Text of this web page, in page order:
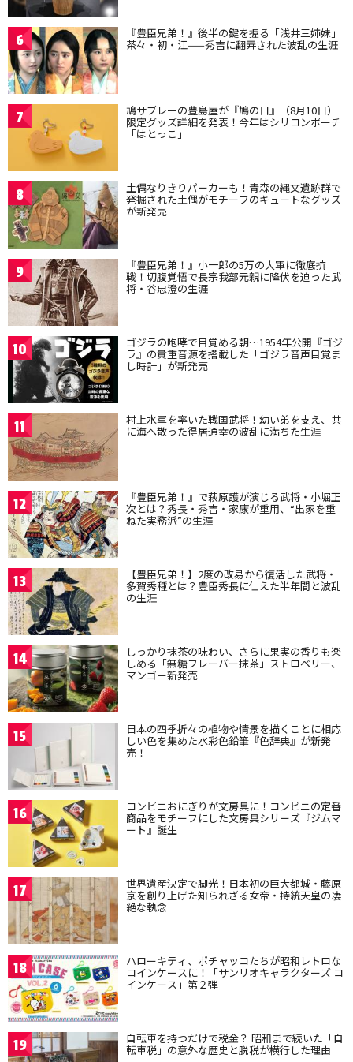
6 『豊臣兄弟！』後半の鍵を握る「浅井三姉妹」
茶々・初・江——秀吉に翻弄された波乱の生涯
7 鳩サブレーの豊島屋が『鳩の日』（8月10日）
限定グッズ詳細を発表！今年はシリコンポーチ
「はとっこ」
8 土偶なりきりパーカーも！青森の縄文遺跡群で
発掘された土偶がモチーフのキュートなグッズ
が新発売
9 『豊臣兄弟！』小一郎の5万の大軍に徹底抗
戦！切腹覚悟で長宗我部元親に降伏を迫った武
将・谷忠澄の生涯
10 ゴジラの咆哮で目覚める朝…1954年公開『ゴジ
ラ』の貴重音源を搭載した「ゴジラ音声目覚ま
し時計」が新発売
11 村上水軍を率いた戦国武将！幼い弟を支え、共
に海へ散った得居通幸の波乱に満ちた生涯
12 『豊臣兄弟！』で萩原護が演じる武将・小堀正
次とは？秀長・秀吉・家康が重用、“出家を重
ねた実務派”の生涯
13 【豊臣兄弟！】2度の改易から復活した武将・
多賀秀種とは？豊臣秀長に仕えた半年間と波乱
の生涯
14 しっかり抹茶の味わい、さらに果実の香りも楽
しめる「無糖フレーバー抹茶」ストロベリー、
マンゴー新発売
15 日本の四季折々の植物や情景を描くことに相応
しい色を集めた水彩色鉛筆『色辞典』が新発
売！
16 コンビニおにぎりが文房具に！コンビニの定番
商品をモチーフにした文房具シリーズ『ジムマ
ート』誕生
17 世界遺産決定で脚光！日本初の巨大都城・藤原
京を創り上げた知られざる女帝・持統天皇の凄
絶な執念
18 ハローキティ、ポチャッコたちが昭和レトロな
コインケースに！「サンリオキャラクターズ コ
インケース」第２弾
19 自転車を持つだけで税金？ 昭和まで続いた「自
転車税」の意外な歴史と脱税が横行した理由